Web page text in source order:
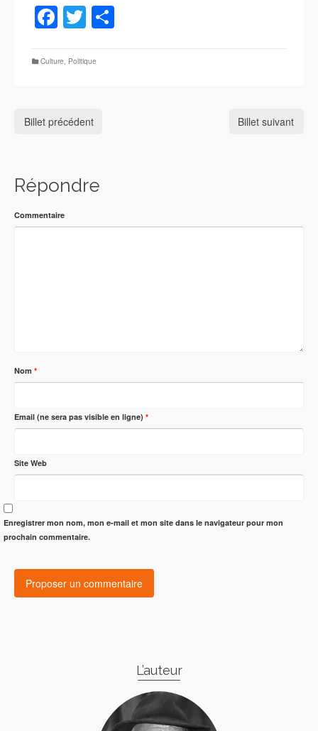
Facebook
Twitter
Culture, Politique
Billet précédent Billet suivant
Répondre
Commentaire
Nom *
Email (ne sera pas visible en ligne) *
Site Web
Enregistrer mon nom, mon e-mail et mon site dans le navigateur pour mon
prochain commentaire.
L’auteur